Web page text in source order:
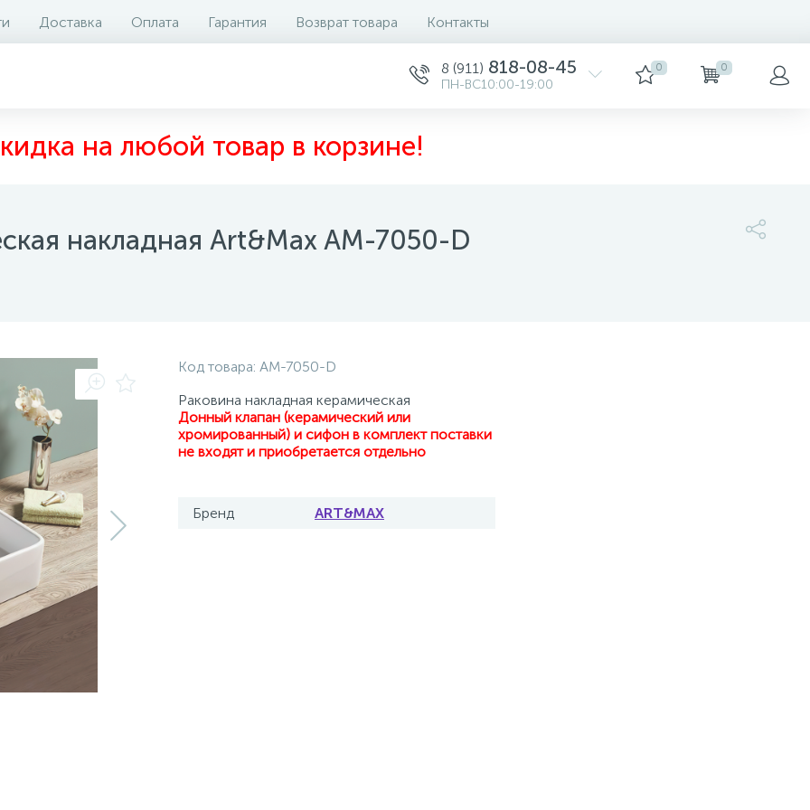
Доставка Оплата Гарантия Возврат товара Контакты
8 (911) 818-08-45
ПН-ВС10:00-19:00
0 0
на любой товар в корзине!
накладная Art&Max AM-7050-D
на складе Отзывы 0
Код товара: AM-7050-D
Раковина накладная керамическая
Донный клапан (керамический или
хромированный) и сифон в комплект поставки
не входят и приобретается отдельно
Бренд ART&MAX